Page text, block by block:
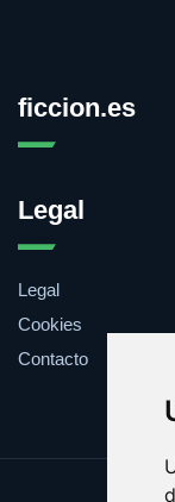
ficcion.es
Legal
Legal
Cookies
Contacto